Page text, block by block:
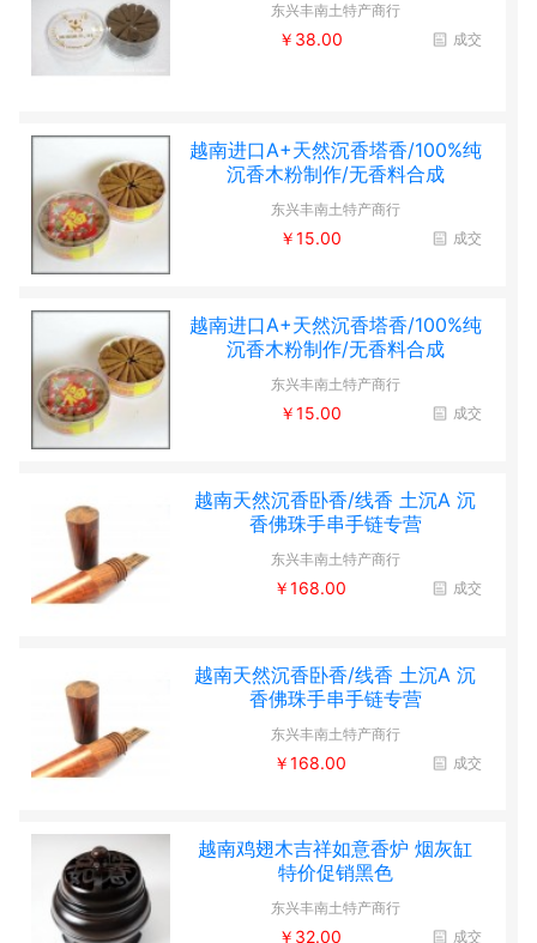
东兴丰南土特产商行
成交
￥38.00
越南进口A+天然沉香塔香/100%纯
沉香木粉制作/无香料合成
东兴丰南土特产商行
成交
￥15.00
越南进口A+天然沉香塔香/100%纯
沉香木粉制作/无香料合成
东兴丰南土特产商行
成交
￥15.00
越南天然沉香卧香/线香 土沉A 沉
香佛珠手串手链专营
东兴丰南土特产商行
成交
￥168.00
越南天然沉香卧香/线香 土沉A 沉
香佛珠手串手链专营
东兴丰南土特产商行
成交
￥168.00
越南鸡翅木吉祥如意香炉 烟灰缸
特价促销黑色
东兴丰南土特产商行
成交
￥32.00